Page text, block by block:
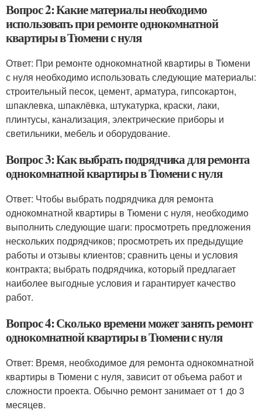
Вопрос 2: Какие материалы необходимо
использовать при ремонте однокомнатной
квартиры в Тюмени с нуля
Ответ: При ремонте однокомнатной квартиры в Тюмени
с нуля необходимо использовать следующие материалы:
строительный песок, цемент, арматура, гипсокартон,
шпаклевка, шпаклёвка, штукатурка, краски, лаки,
плинтусы, канализация, электрические приборы и
светильники, мебель и оборудование.
Вопрос 3: Как выбрать подрядчика для ремонта
однокомнатной квартиры в Тюмени с нуля
Ответ: Чтобы выбрать подрядчика для ремонта
однокомнатной квартиры в Тюмени с нуля, необходимо
выполнить следующие шаги: просмотреть предложения
нескольких подрядчиков; просмотреть их предыдущие
работы и отзывы клиентов; сравнить цены и условия
контракта; выбрать подрядчика, который предлагает
наиболее выгодные условия и гарантирует качество
работ.
Вопрос 4: Сколько времени может занять ремонт
однокомнатной квартиры в Тюмени с нуля
Ответ: Время, необходимое для ремонта однокомнатной
квартиры в Тюмени с нуля, зависит от объема работ и
сложности проекта. Обычно ремонт занимает от 1 до 3
месяцев.